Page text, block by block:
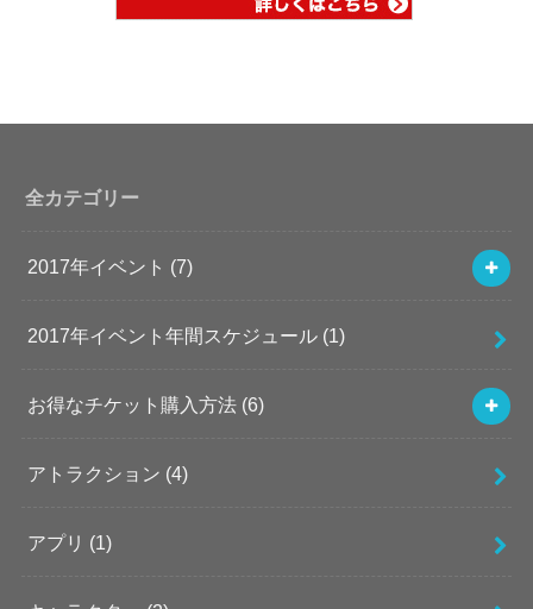
全カテゴリー
2017年イベント (7)
2017年イベント年間スケジュール (1)
お得なチケット購入方法 (6)
アトラクション (4)
アプリ (1)